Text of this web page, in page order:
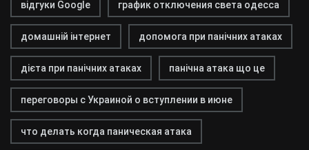
відгуки Google график отключения света одесса
домашній інтернет допомога при панічних атаках
дієта при панічних атаках панічна атака що це
переговоры с Украиной о вступлении в июне
что делать когда паническая атака